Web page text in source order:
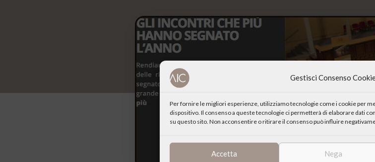
Gestisci Consenso
Per fornire le migliori esperienze, utilizziamo tecnologie come i cookie per
dispositivo. Il consenso a queste tecnologie ci permetterà di elaborare dati
su questo sito. Non acconsentire o ritirare il consenso può influire
Accetta Nega